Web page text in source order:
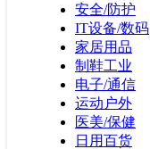
安全/防护
IT设备/数码
家居用品
制鞋工业
电子/通信
运动户外
医美/保健
日用百货